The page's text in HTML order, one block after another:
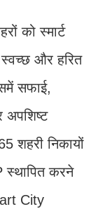
को स्मार्ट
और हरित
सफाई,
अपशिष्ट
शहरी निकायों
करने
City